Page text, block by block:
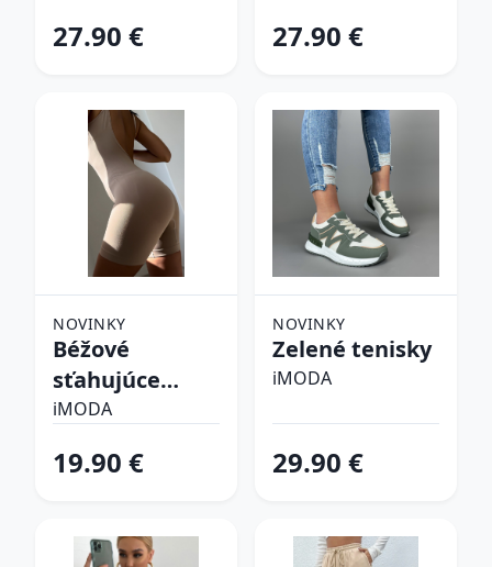
27.90 € 27.90 €
NOVINKY
Béžové
sťahujúce
spodné prádlo
iMODA
19.90 €
NOVINKY
Zelené tenisky
iMODA
29.90 €